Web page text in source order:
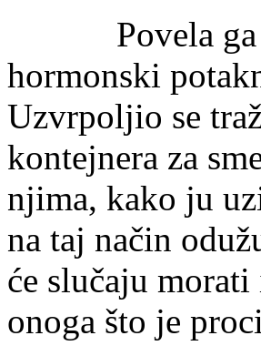
Povela ga je
hormonski
Uzvrpoljio se
kontejnera za
njima, kako ju
na taj način
će slučaju
onoga što je